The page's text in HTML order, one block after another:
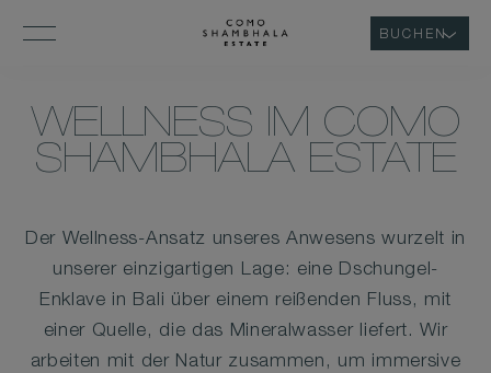
BUCHEN
WELLNESS IM COMO
SHAMBHALA ESTATE
Der Wellness-Ansatz unseres Anwesens wurzelt in
unserer einzigartigen Lage: eine Dschungel-
Enklave in Bali über einem reißenden Fluss, mit
einer Quelle, die das Mineralwasser liefert. Wir
arbeiten mit der Natur zusammen, um immersive